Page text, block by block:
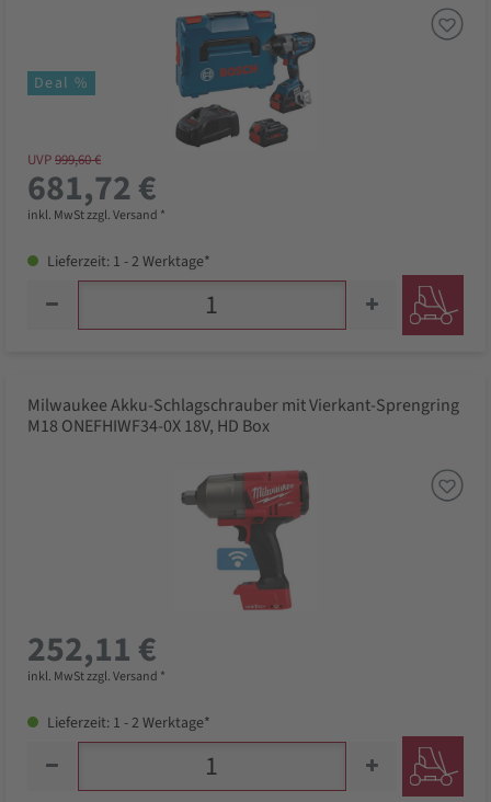
Deal %
UVP999,60 €
681,72 €
inkl. MwSt zzgl. Versand *
Lieferzeit: 1 - 2 Werktage*
Milwaukee Akku-Schlagschrauber mit Vierkant-Sprengring
M18 ONEFHIWF34-0X 18V, HD Box
252,11 €
inkl. MwSt zzgl. Versand *
Lieferzeit: 1 - 2 Werktage*